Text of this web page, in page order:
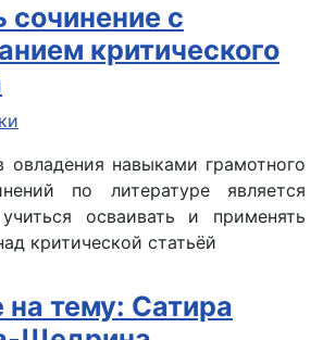
сочинение с
критического
овладения навыками грамотного
по литературе является
осваивать и применять
критической статьёй
на тему: Сатира